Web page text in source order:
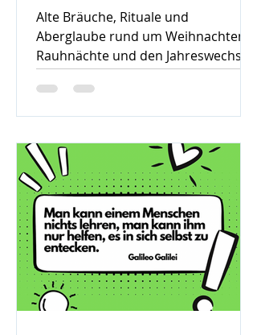
Alte Bräuche, Rituale und
Aberglaube rund um Weihnachten,
Rauhnächte und den Jahreswechsel
– warum früher vieles verboten war
und was davon bis heute geblieben
ist.